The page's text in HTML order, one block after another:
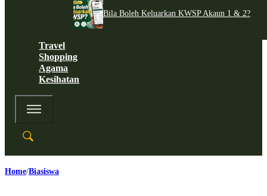
Bila Boleh Keluarkan KWSP Akaun 1 & 2?
Travel
Shopping
Agama
Kesihatan
Home Biasiswa